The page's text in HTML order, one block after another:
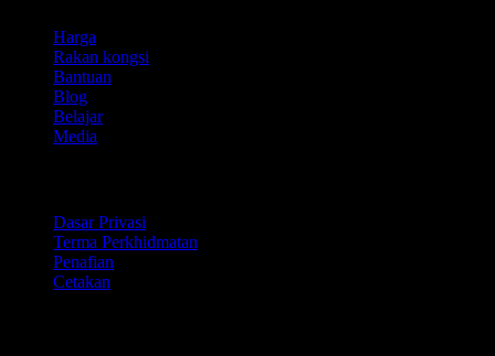
Harga
Rakan kongsi
Bantuan
Blog
Belajar
Media
Dasar Privasi
Terma Perkhidmatan
Penafian
Cetakan